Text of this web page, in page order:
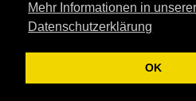
Mehr Informationen in unserer
Datenschutzerklärung
OK
© 2026